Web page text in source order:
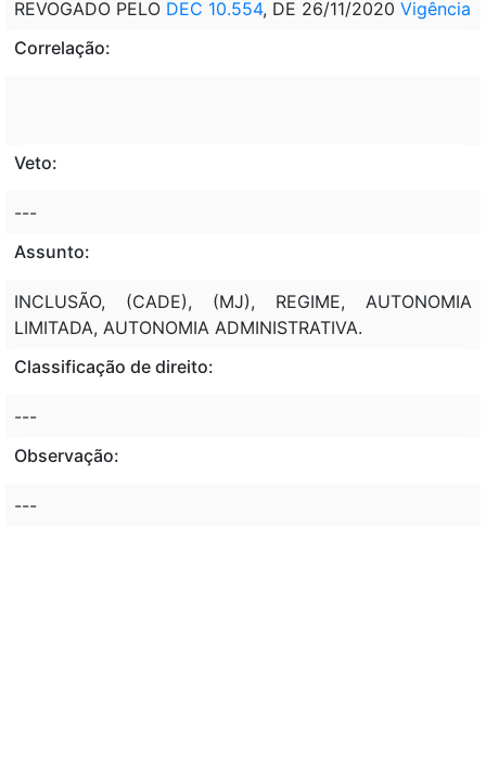
REVOGADO PELO DEC 10.554, DE 26/11/2020 Vigência
Correlação:
Veto:
---
Assunto:
INCLUSÃO, (CADE), (MJ), REGIME, AUTONOMIA
LIMITADA, AUTONOMIA ADMINISTRATIVA.
Classificação de direito:
---
Observação:
---